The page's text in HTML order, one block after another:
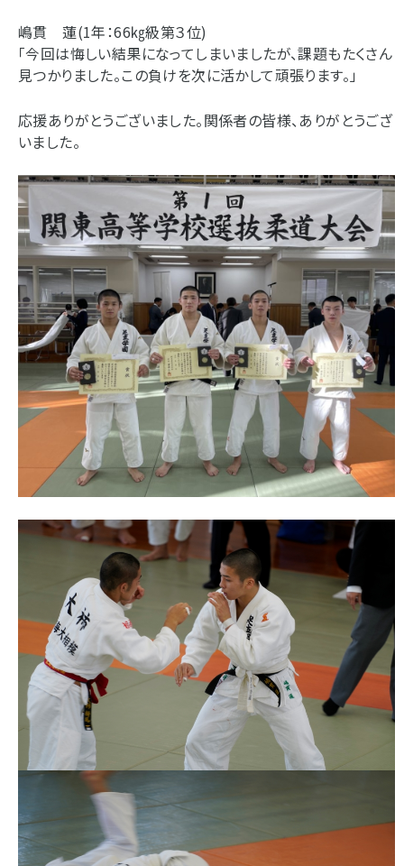
嶋貫 蓮(1年：66㎏級第３位)
「今回は悔しい結果になってしまいましたが、課題もたくさん
見つかりました。この負けを次に活かして頑張ります。」
応援ありがとうございました。関係者の皆様、ありがとうござ
いました。